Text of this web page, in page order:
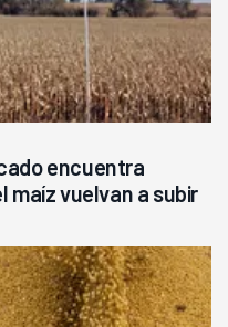
encuentra
maíz vuelvan a subir